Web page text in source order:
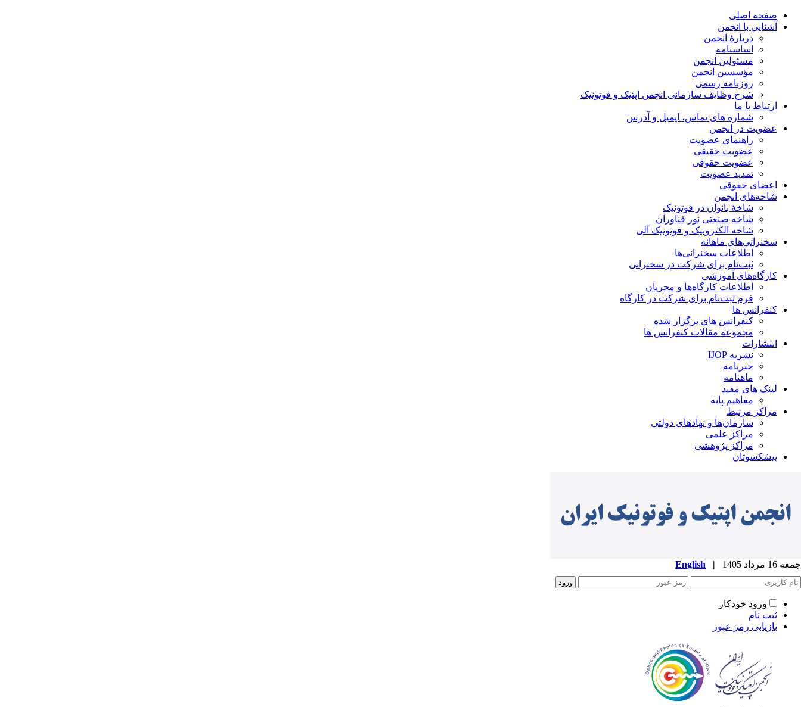
صفحه اصلی
آشنایی با انجمن
دربارۀ انجمن
اساسنامه
مسئولین انجمن
مؤسسین انجمن
روزنامه رسمی
شرح وظایف سازمانی انجمن اپتیک و فوتونیک
ارتباط با ما
شماره های تماس، ایمیل و آدرس
عضویت در انجمن
راهنمای عضویت
عضویت حقیقی
عضویت حقوقی
تمدید عضویت
اعضای حقوقی
شاخه‌های انجمن
شاخۀ بانوان در فوتونیک
شاخه صنعتی نور فناوران
شاخه‌ الکترونیک و فوتونیک آلی
سخنرانی‌های ماهانه
اطلاعات سخنرانی‌‌ها
ثبت‌نام برای شرکت در سخنرانی
کارگاه‌های آموزشی
اطلاعات کارگاه‌ها و مجریان
فرم ثبت‌نام برای شرکت در کارگاه
کنفرانس ها
کنفرانس های برگزار شده
مجموعه مقالات کنفرانس ها
انتشارات
نشریه IJOP
خبرنامه
ماهنامه
لینک های مفید
مفاهیم پایه
مراکز مرتبط
سازمان‌ها و نهادهای دولتی
مراکز علمی
مراکز پژوهشی
پیشکسوتان
جمعه 16 مرداد 1405 |
English
ورود خودکار
ثبت نام
بازیابی رمز عبور